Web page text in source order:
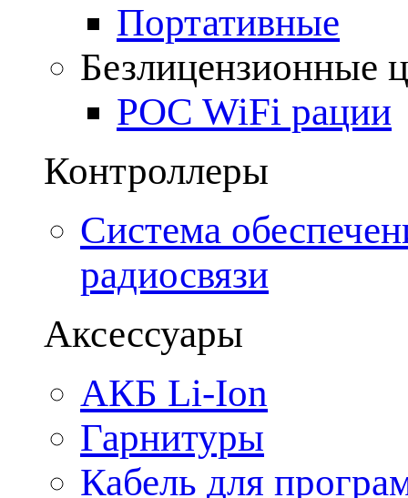
Портативные
Безлицензионные
POC WiFi рации
Контроллеры
Система
радиосвязи
Аксессуары
АКБ Li-Ion
Гарнитуры
Кабель для